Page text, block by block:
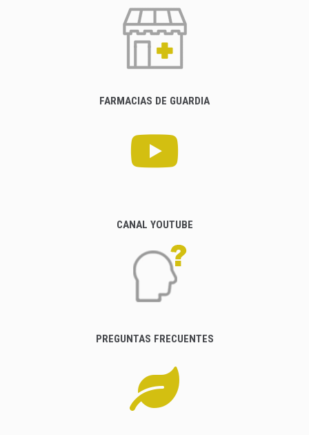
FARMACIAS DE GUARDIA
CANAL YOUTUBE
PREGUNTAS FRECUENTES